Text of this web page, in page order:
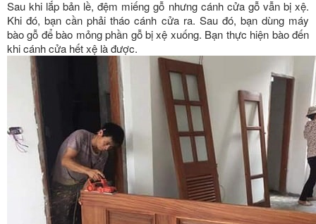
Sau khi lắp bản lề, đệm miếng gỗ nhưng cánh cửa gỗ vẫn bị xệ.
Khi đó, bạn cần phải tháo cánh cửa ra. Sau đó, bạn dùng máy
bào gỗ để bào mỏng phần gỗ bị xệ xuống. Bạn thực hiện bào đến
khi cánh cửa hết xệ là được.